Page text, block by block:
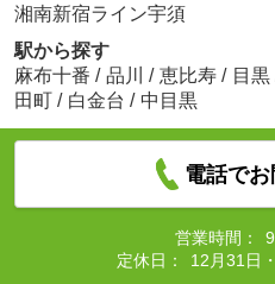
湘南新宿ライン宇須
駅から探す
麻布十番 / 品川 / 恵比寿 / 目黒
田町 / 白金台 / 中目黒
電話で
営業時間：
定休日：
12月31日